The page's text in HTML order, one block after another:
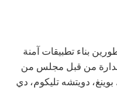
بناء تطبيقات آمنة
من قبل مجلس من
دويتشه تليكوم، دي